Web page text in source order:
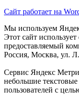
Сайт работает на
Мы используем
Этот сайт
предоставляемый
Россия, Москва, ул.
Сервис Яндекс
небольшие
пользователей с